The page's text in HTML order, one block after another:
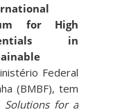
for High
in
Federal
(BMBF), tem
Solutions for a